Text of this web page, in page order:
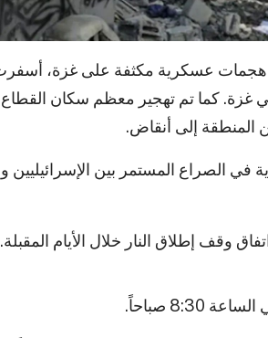
المنطقة إلى أنقاض.
وقف إطلاق النار خلال الأيام المقبلة.
8:30 صباحاً.